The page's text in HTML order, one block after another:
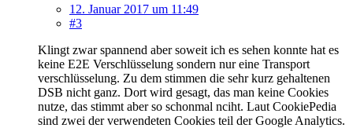
12. Januar 2017 um 11:49
#3
Klingt zwar spannend aber soweit ich es sehen konnte hat es
keine E2E Verschlüsselung sondern nur eine Transport
verschlüsselung. Zu dem stimmen die sehr kurz gehaltenen
DSB nicht ganz. Dort wird gesagt, das man keine Cookies
nutze, das stimmt aber so schonmal nciht. Laut CookiePedia
sind zwei der verwendeten Cookies teil der Google Analytics.